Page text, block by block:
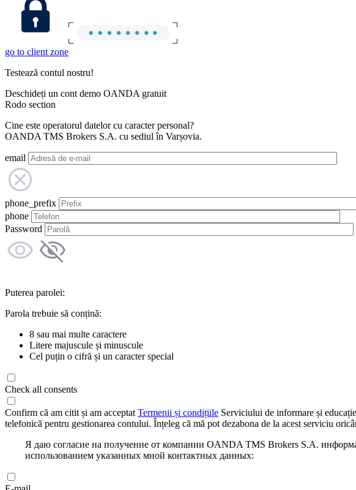
go to client zone
Testează contul nostru!
Deschideți un cont demo OANDA gratuit
Rodo section
Cine este operatorul datelor cu caracter personal?
OANDA TMS Brokers S.A. cu sediul în Varșovia.
email
phone_prefix
phone
Password
Puterea parolei:
Parola trebuie să conțină:
8 sau mai multe caractere
Litere majuscule și minuscule
Cel puțin o cifră și un caracter special
Check all consents
Confirm că am citit și am acceptat Termenii și condițiile Serviciului de informare și
telefonică pentru gestionarea contului. Înțeleg că mă pot dezabona de la acest serviciu
Я даю согласие на получение от компании OANDA TMS Brokers S.A.
использованием указанных мной контактных данных: